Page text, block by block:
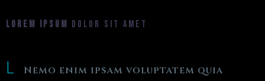
LOREM IPSUM DOLOR SIT AMET
L
Nemo enim ipsam voluptatem quia